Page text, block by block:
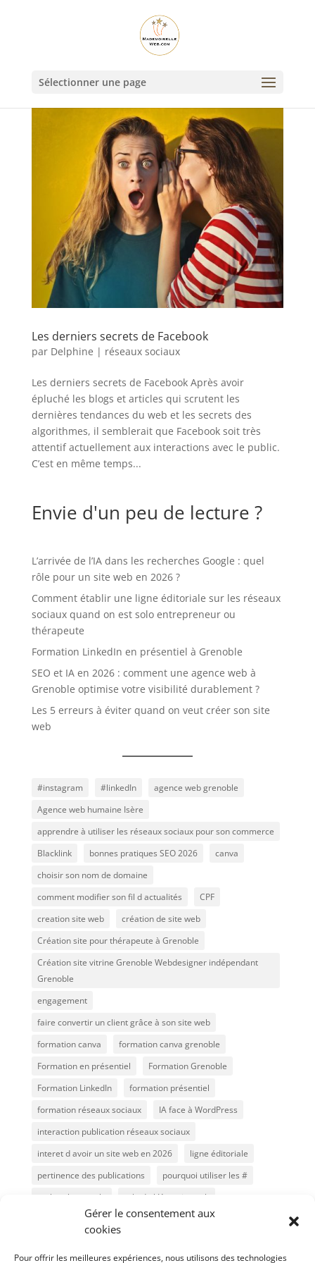
Gérer le consentement aux
cookies
Pour offrir les meilleures expériences, nous utilisons des technologies
Sélectionner une page
Les derniers secrets de Facebook
par Delphine | réseaux sociaux
Les derniers secrets de Facebook Après avoir
épluché les blogs et articles qui scrutent les
dernières tendances du web et les secrets des
algorithmes, il semblerait que Facebook soit très
attentif actuellement aux interactions avec le public.
C’est en même temps...
Envie d'un peu de lecture ?
L’arrivée de l’IA dans les recherches Google : quel
rôle pour un site web en 2026 ?
Comment établir une ligne éditoriale sur les réseaux
sociaux quand on est solo entrepreneur ou
thérapeute
Formation LinkedIn en présentiel à Grenoble
SEO et IA en 2026 : comment une agence web à
Grenoble optimise votre visibilité durablement ?
Les 5 erreurs à éviter quand on veut créer son site
web
#instagram #linkedIn
agence web grenoble
Agence web humaine Isère
apprendre à utiliser les réseaux sociaux pour son commerce
Blacklink
bonnes pratiques SEO 2026
canva
choisir son nom de domaine
comment modifier son fil d actualités
CPF
creation site web
création de site web
Création site pour thérapeute à Grenoble
Création site vitrine Grenoble Webdesigner indépendant
Grenoble
engagement
faire convertir un client grâce à son site web
formation canva
formation canva grenoble
Formation en présentiel
Formation Grenoble
Formation LinkedIn
formation présentiel
formation réseaux sociaux
IA face à WordPress
interaction publication réseaux sociaux
interet d avoir un site web en 2026
ligne éditoriale
pertinence des publications
pourquoi utiliser les #
recherche google
role de l IA et site web
référencement
Référencement Google